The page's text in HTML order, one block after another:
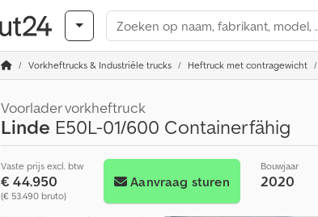
Vorkheftrucks & Industriële trucks Heftruck met contragewicht
Voorlader vorkheftruck
Linde E50L-01/600 Containerfähig
Vaste prijs excl. btw
€ 44.950
(€ 53.490 bruto)
Aanvraag sturen
Bouwjaar
2020